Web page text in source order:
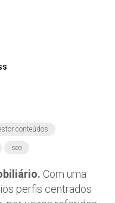
conteúdos
seo
Com uma
perfis centrados